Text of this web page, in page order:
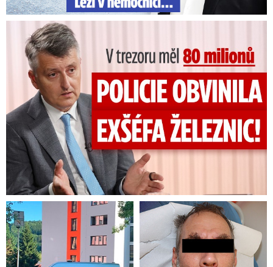
V trezoru měl 80 milionů: Policie obvinila exšéfa železnic!